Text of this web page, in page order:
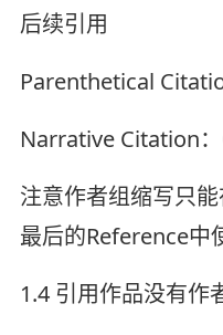
后续引用
Parenthetical
Narrative Citation
注意作者组缩写只
最后的Reference中
1.4 引用作品没有作